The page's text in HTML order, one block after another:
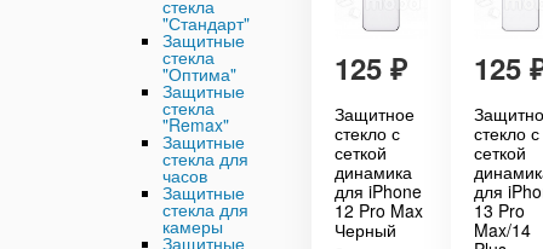
стекла
"Стандарт"
Защитные
стекла
"Оптима"
Защитные
стекла
"Remax"
Защитные
стекла для
часов
Защитные
стекла для
камеры
Защитные
125 ₽
Защитное
стекло с
сеткой
динамика
для iPhone
12 Pro Max
Черный
125
стекло с
сеткой
для
13 Pro
Max/14